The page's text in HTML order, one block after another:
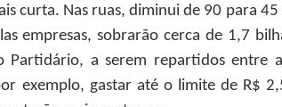
curta. Nas ruas, diminui de 90 para
empresas, sobrarão cerca de 1,7
Partidário, a serem repartidos entre
exemplo, gastar até o limite de R$